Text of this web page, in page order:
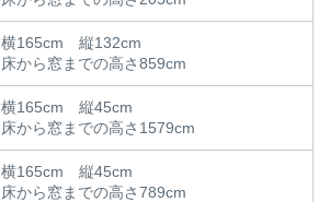
横165cm 縦132cm
床から窓までの高さ859cm
横165cm 縦45cm
床から窓までの高さ1579cm
横165cm 縦45cm
床から窓までの高さ789cm